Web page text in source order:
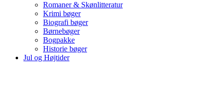
Romaner & Skønlitteratur
Krimi bøger
Biografi bøger
Børnebøger
Bogpakke
Historie bøger
Jul og Højtider